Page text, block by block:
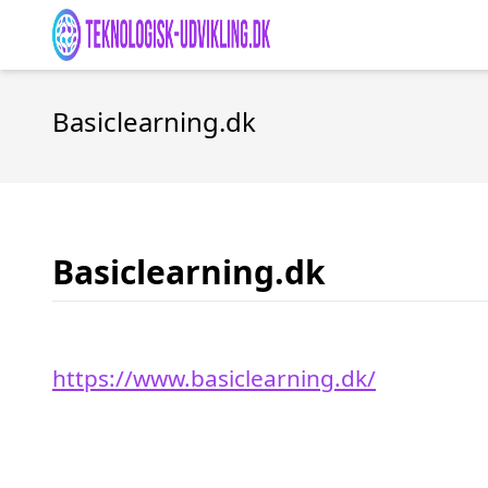
Basiclearning.dk
Basiclearning.dk
https://www.basiclearning.dk/